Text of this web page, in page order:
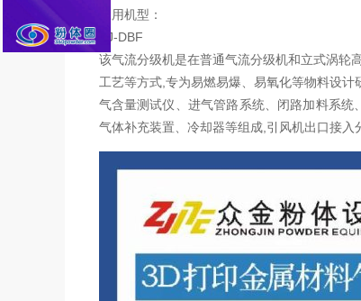
应用机型：
ZJ-DBF
该气流分级机是在普通气流分级机和立式涡轮
工艺等方式,专为易燃易爆、易氧化等物料设
气含量测试仪、进气管路系统、闭路加料系
气体补充装置、冷却器等组成,引风机出口接入